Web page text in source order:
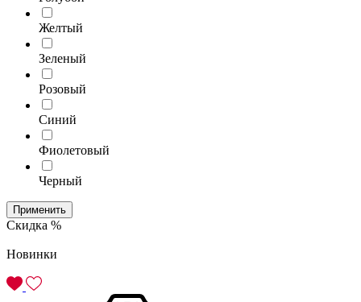
Желтый
Зеленый
Розовый
Синий
Фиолетовый
Черный
Применить
Скидка %
Новинки